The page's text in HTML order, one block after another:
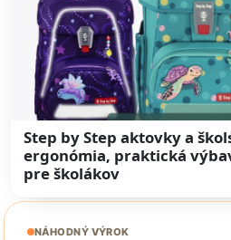
Step by Step aktovky a
ergonómia, praktická
pre školákov